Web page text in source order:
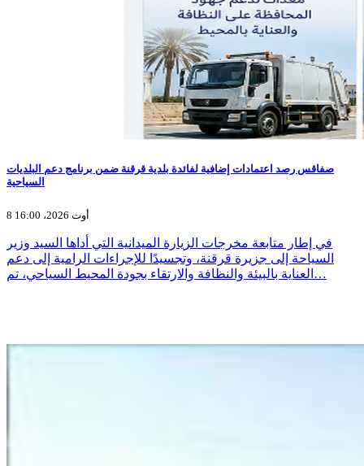
صفاقس رصد اعتمادات إضافية لفائدة بلدية قرقنة ضمن برنامج دعم البلديات
السياحية
8 أوت 2026، 16:00
في إطار متابعة مخرجات الزيارة الميدانية التي أداها السيد وزير
السياحة إلى جزيرة قرقنة، وتجسيدًا للإجراءات الرامية إلى دعم
العناية بالبيئة والنظافة والارتقاء بجودة المحيط السياحي، تم…